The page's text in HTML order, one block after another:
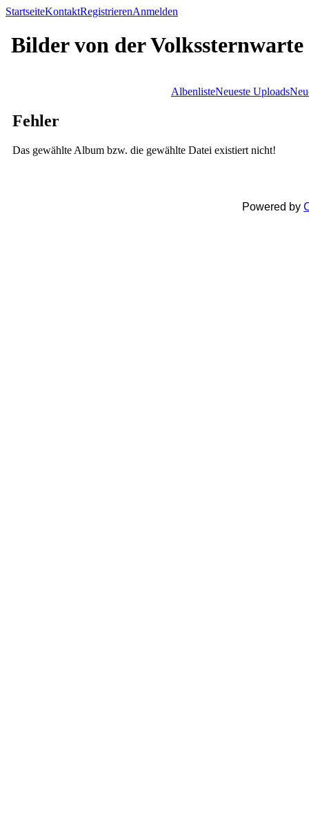
StartseiteKontaktRegistrierenAnmelden
Bilder von der Volkssternwarte
AlbenlisteNeueste Uploads
Fehler
Das gewählte Album bzw. die gewählte Datei existiert nicht!
Powered by